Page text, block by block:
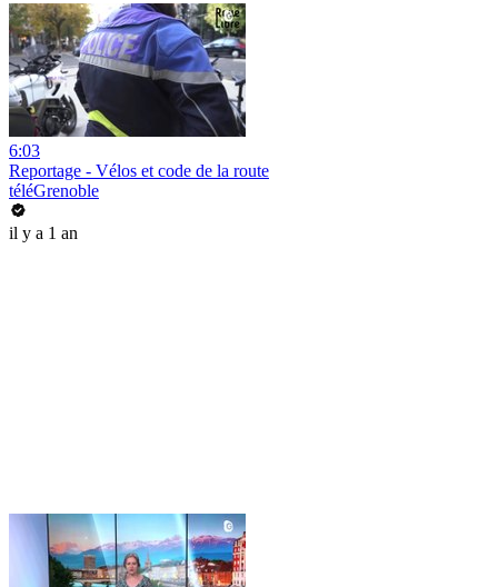
6:03
Reportage - Vélos et code de la route
téléGrenoble
il y a 1 an